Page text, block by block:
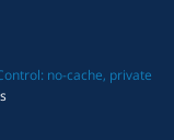
no-cache, private